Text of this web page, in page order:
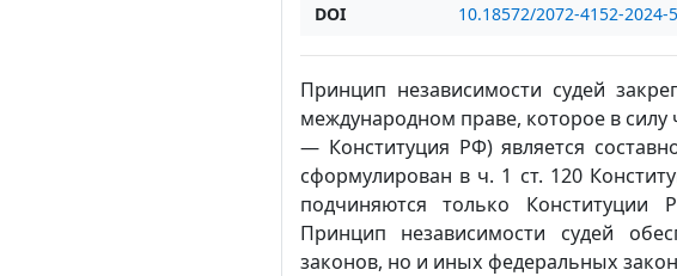
DOI
10.18572/2072-4152-2024-
Принцип независимости судей
международном праве, которое в силу
— Конституция РФ) является
сформулирован в ч. 1 ст. 120
подчиняются только Конституции
Принцип независимости судей
законов, но и иных федеральных